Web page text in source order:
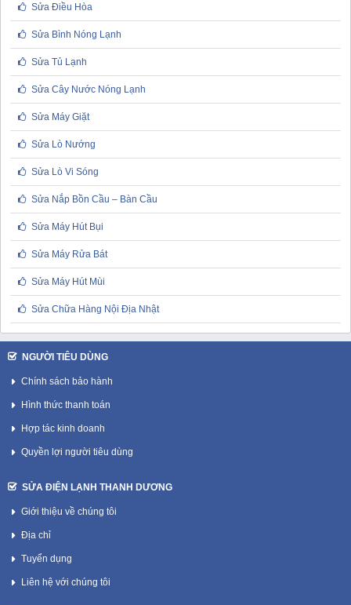
Sửa Điều Hòa
Sửa Bình Nóng Lạnh
Sửa Tủ Lạnh
Sửa Cây Nước Nóng Lạnh
Sửa Máy Giặt
Sửa Lò Nướng
Sửa Lò Vi Sóng
Sửa Nắp Bồn Cầu – Bàn Cầu
Sửa Máy Hút Bụi
Sửa Máy Rửa Bát
Sửa Máy Hút Mùi
Sửa Chữa Hàng Nội Địa Nhật
NGƯỜI TIÊU DÙNG
Chính sách bảo hành
Hình thức thanh toán
Hợp tác kinh doanh
Quyền lợi người tiêu dùng
SỬA ĐIỆN LẠNH THANH DƯƠNG
Giới thiệu về chúng tôi
Địa chỉ
Tuyển dụng
Liên hệ với chúng tôi